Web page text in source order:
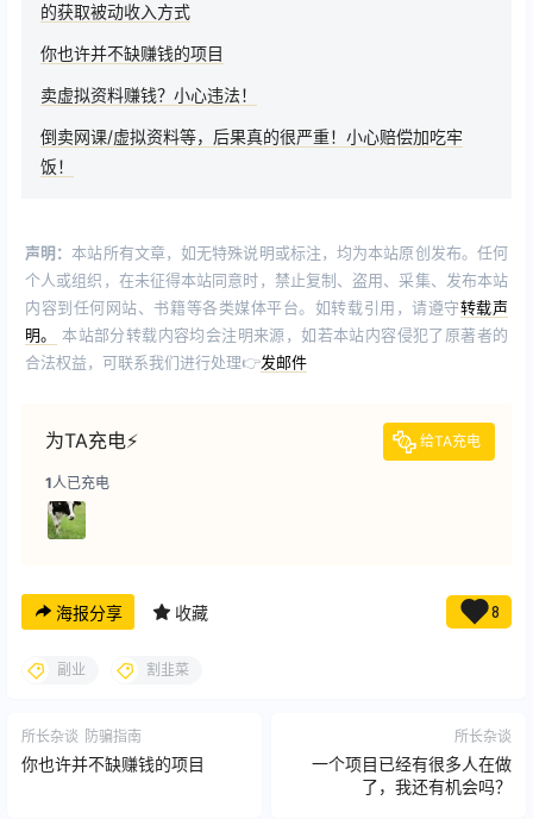
的获取被动收入方式
你也许并不缺赚钱的项目
卖虚拟资料赚钱？小心违法！
倒卖网课/虚拟资料等，后果真的很严重！小心赔偿加吃牢
饭！
声明：本站所有文章，如无特殊说明或标注，均为本站原创发布。任何
个人或组织，在未征得本站同意时，禁止复制、盗用、采集、发布本站
内容到任何网站、书籍等各类媒体平台。如转载引用，请遵守转载声
明。
本站部分转载内容均会注明来源，如若本站内容侵犯了原著者的
合法权益，可联系我们进行处理👉发邮件
为TA充电⚡️ 给TA充电
1人已充电
海报分享 收藏 8
副业 割韭菜
所长杂谈 防骗指南
你也许并不缺赚钱的项目
所长杂谈
一个项目已经有很多人在做
了，我还有机会吗？